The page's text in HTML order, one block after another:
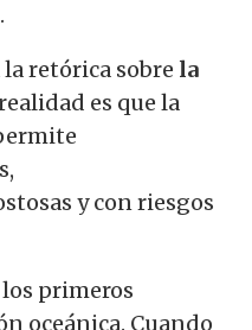
la retórica sobre la
es que la
y con riesgos
primeros
oceánica. Cuando